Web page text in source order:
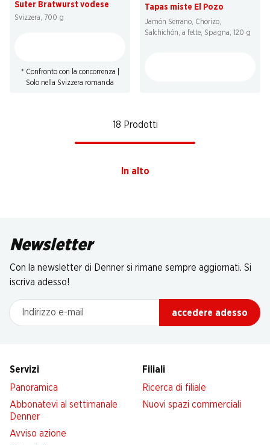
Suter Bratwurst vodese
Svizzera, 700 g
* Confronto con la concorrenza |
Solo nella Svizzera romanda
Tapas miste El Pozo
Jamón Serrano, Chorizo,
Salchichón, a fette, Spagna, 120 g
18 Prodotti
In alto
Newsletter
Con la newsletter di Denner si rimane sempre aggiornati. Si
iscriva adesso!
Indirizzo e-mail
accedere adesso
Servizi
Panoramica
Abbonatevi al settimanale
Denner
Avviso azione
Filiali
Ricerca di filiale
Nuovi spazi commerciali